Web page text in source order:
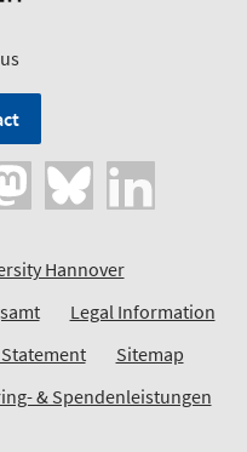
Hannover
Legal Information
Sitemap
& Spendenleistungen